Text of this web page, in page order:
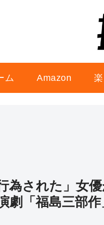
ム Amazon
為された」女
劇「福島三部